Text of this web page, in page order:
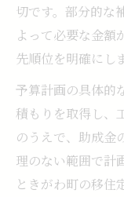
切です。部分的な
よって必要な金額
先順位を明確にし
予算計画の具体的
積もりを取得し、
のうえで、助成金
理のない範囲で計
ときがわ町の移住